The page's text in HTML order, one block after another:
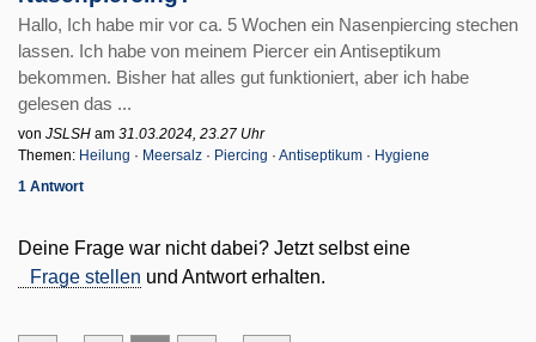
Hallo, Ich habe mir vor ca. 5 Wochen ein Nasenpiercing stechen
lassen. Ich habe von meinem Piercer ein Antiseptikum
bekommen. Bisher hat alles gut funktioniert, aber ich habe
gelesen das ...
von JSLSH am 31.03.2024, 23.27 Uhr
Themen: Heilung · Meersalz · Piercing · Antiseptikum · Hygiene
1 Antwort
Deine Frage war nicht dabei? Jetzt selbst eine
Frage stellen und Antwort erhalten.